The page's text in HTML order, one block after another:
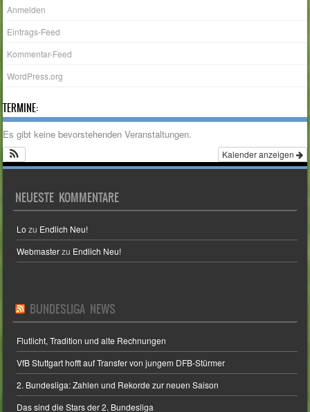
Anmelden
Eintrags-Feed
Kommentar-Feed
WordPress.org
TERMINE:
Es gibt keine bevorstehenden Veranstaltungen.
Kalender anzeigen
NEUESTE KOMMENTARE
Lo zu Endlich Neu!
Webmasterzu Endlich Neu!
BUNDESLIGA NEWS
Flutlicht, Tradition und alte Rechnungen
VfB Stuttgart hofft auf Transfer von jungem DFB-Stürmer
2. Bundesliga: Zahlen und Rekorde zur neuen Saison
Das sind die Stars der 2. Bundesliga